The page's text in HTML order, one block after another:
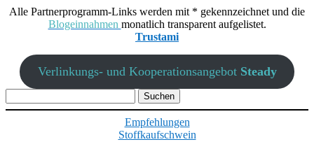
Alle Partnerprogramm-Links werden mit * gekennzeichnet und die
Blogeinnahmen monatlich transparent aufgelistet.
Trustami
Verlinkungs- und Kooperationsangebot Steady
nach:
Empfehlungen
Stoffkaufschwein